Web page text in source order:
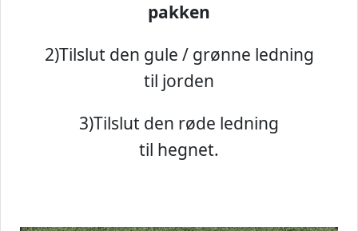
pakken
2)Tilslut den gule / grønne ledning
til jorden
3)Tilslut den røde ledning
til hegnet.